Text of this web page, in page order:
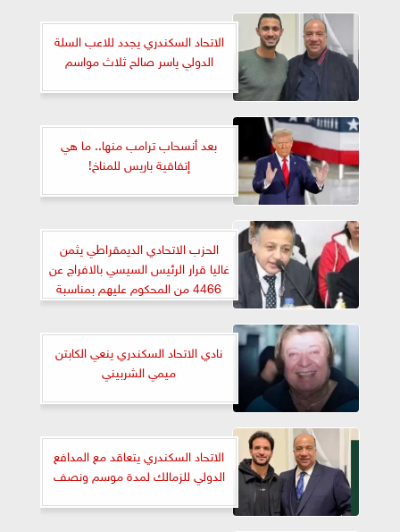
الاتحاد السكندري يجدد للاعب السلة
الدولي ياسر صالح ثلاث مواسم
بعد أنسحاب ترامب منها.. ما هي
إتفاقية باريس للمناخ!
الحزب الاتحادي الديمقراطي يثمن
غاليا قرار الرئيس السيسي بالافراج عن
4466 من المحكوم عليهم بمناسبة
25 يناير
نادي الاتحاد السكندري ينعي الكابتن
ميمي الشربيني
الاتحاد السكندري يتعاقد مع المدافع
الدولي للزمالك لمدة موسم ونصف